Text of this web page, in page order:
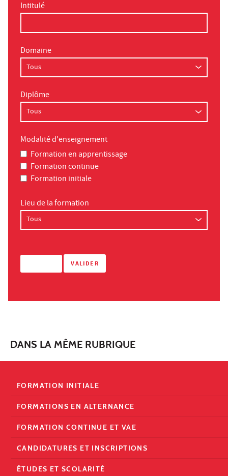
Intitulé
Domaine
Diplôme
Modalité d'enseignement
Formation en apprentissage
Formation continue
Formation initiale
Lieu de la formation
DANS LA MÊME RUBRIQUE
FORMATION INITIALE
FORMATIONS EN ALTERNANCE
FORMATION CONTINUE ET VAE
CANDIDATURES ET INSCRIPTIONS
ÉTUDES ET SCOLARITÉ